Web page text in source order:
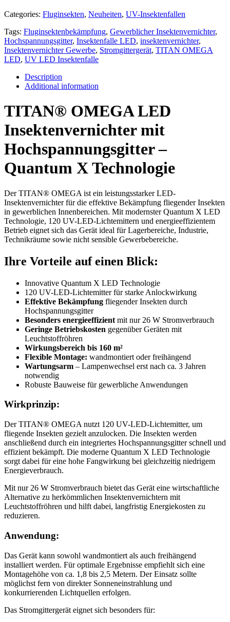
Categories: Fluginsekten, Neuheiten, UV-Insektenfallen
Tags: Fluginsektenbekämpfung, Gewerblicher Insektenvernichter,
Hochspannungsgitter, Insektenfalle LED, insektenvernichter,
Insektenvernichter Gewerbe, Stromgittergerät, TITAN OMEGA
LED, UV LED Insektenfalle
Description
Additional information
TITAN® OMEGA LED
Insektenvernichter mit
Hochspannungsgitter –
Quantum X Technologie
Der TITAN® OMEGA ist ein leistungsstarker LED-
Insektenvernichter für die effektive Bekämpfung fliegender Insekten
in gewerblichen Innenbereichen. Mit modernster Quantum X LED
Technologie, 120 UV-LED-Lichtemittern und energieeffizientem
Betrieb eignet sich das Gerät ideal für Lagerbereiche, Industrie,
Technikräume sowie nicht sensible Gewerbebereiche.
Ihre Vorteile auf einen Blick:
Innovative Quantum X LED Technologie
120 UV-LED-Lichtemitter für starke Anlockwirkung
Effektive Bekämpfung fliegender Insekten durch
Hochspannungsgitter
Besonders energieeffizient mit nur 26 W Stromverbrauch
Geringe Betriebskosten gegenüber Geräten mit
Leuchtstoffröhren
Wirkungsbereich bis 160 m²
Flexible Montage: wandmontiert oder freihängend
Wartungsarm – Lampenwechsel erst nach ca. 3 Jahren
notwendig
Robuste Bauweise für gewerbliche Anwendungen
Wirkprinzip:
Der TITAN® OMEGA nutzt 120 UV-LED-Lichtemitter, um
fliegende Insekten gezielt anzulocken. Die Insekten werden
anschließend durch ein integriertes Hochspannungsgitter schnell und
effizient bekämpft. Die moderne Quantum X LED Technologie
sorgt dabei für eine hohe Fangwirkung bei gleichzeitig niedrigem
Energieverbrauch.
Mit nur 26 W Stromverbrauch bietet das Gerät eine wirtschaftliche
Alternative zu herkömmlichen Insektenvernichtern mit
Leuchtstoffröhren und hilft dabei, langfristig Energiekosten zu
reduzieren.
Anwendung:
Das Gerät kann sowohl wandmontiert als auch freihängend
installiert werden. Für optimale Ergebnisse empfiehlt sich eine
Montagehöhe von ca. 1,8 bis 2,5 Metern. Der Einsatz sollte
möglichst fern von direkter Sonneneinstrahlung und
konkurrierenden Lichtquellen erfolgen.
Das Stromgittergerät eignet sich besonders für: